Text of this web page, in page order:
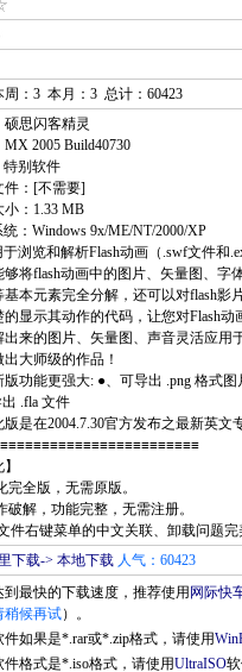
：3 本月：3 总计：60423
思闪客精灵
2005 Build40730
别软件
：[不需要]
：1.33 MB
：Windows 9x/ME/NT/2000/XP
浏览和解析Flash动画（.swf文件和
够将flash动画中的图片、矢量图、字
基本元素完全分解，还可以对flash影
的显示其动作的代码，让您对Flash动
出来的图片、矢量图、声音灵活应用
大师级的作品！
能更强大: ●、可导出 .png 格式图
.fla 文件
在2004.7.30官方发布之最新英文专
全版，无需原版。
解，功能完整，无需注册。
件右键菜单的中文关联、卸载问题完
下载-> 本地下载 人气：60423
到最快的下载速度，推荐使用 网际快
稍候再试）。
件如果是*.rar或*.zip格式，请使用
件格式是*.iso格式，请使用UltraISO软